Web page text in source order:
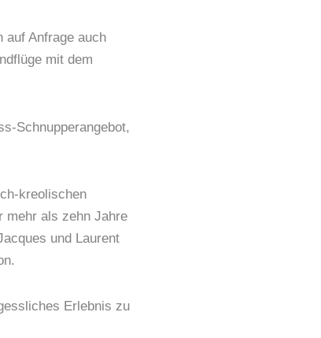
auf Anfrage auch
mit dem
Schnupperangebot,
kreolischen
mehr als zehn Jahre
und Laurent
Erlebnis zu